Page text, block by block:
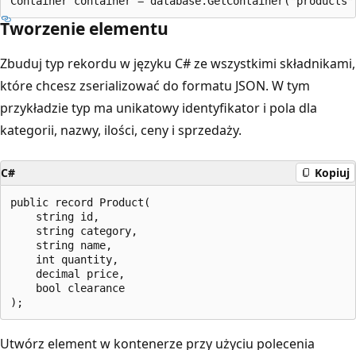
Tworzenie elementu
Zbuduj typ rekordu w języku C# ze wszystkimi składnikami,
które chcesz zserializować do formatu JSON. W tym
przykładzie typ ma unikatowy identyfikator i pola dla
kategorii, nazwy, ilości, ceny i sprzedaży.
C# Kopiuj
public record Product(
    string id,
    string category,
    string name,
    int quantity,
    decimal price,
    bool clearance
Utwórz element w kontenerze przy użyciu polecenia